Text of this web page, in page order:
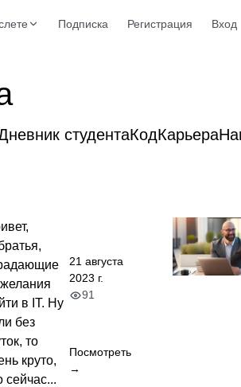
Подписка Регистрация Вход
студентаКодКарьера
в IT. Ну
без
то
круто,
сейчас...
21 августа
2023 г.
91
Посмотреть
→